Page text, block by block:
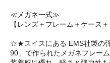
≪メガネ一式≫
【レンズ＋フレーム＋ケース＋
☆★スイスにある EMS社製の
90」で作られたメガネフレー